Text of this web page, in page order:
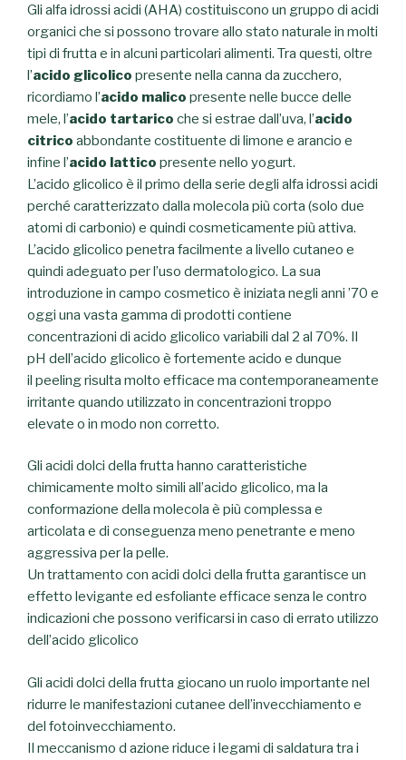
Gli alfa idrossi acidi (AHA) costituiscono un gruppo di acidi
organici che si possono trovare allo stato naturale in molti
tipi di frutta e in alcuni particolari alimenti. Tra questi, oltre
l’acido glicolico presente nella canna da zucchero,
ricordiamo l’acido malico presente nelle bucce delle
mele, l’acido tartarico che si estrae dall’uva, l’acido
citrico abbondante costituente di limone e arancio e
infine l’acido lattico presente nello yogurt.
L’acido glicolico è il primo della serie degli alfa idrossi acidi
perché caratterizzato dalla molecola più corta (solo due
atomi di carbonio) e quindi cosmeticamente più attiva.
L’acido glicolico penetra facilmente a livello cutaneo e
quindi adeguato per l’uso dermatologico. La sua
introduzione in campo cosmetico è iniziata negli anni ’70 e
oggi una vasta gamma di prodotti contiene
concentrazioni di acido glicolico variabili dal 2 al 70%. Il
pH dell’acido glicolico è fortemente acido e dunque
il peeling risulta molto efficace ma contemporaneamente
irritante quando utilizzato in concentrazioni troppo
elevate o in modo non corretto.
Gli acidi dolci della frutta hanno caratteristiche
chimicamente molto simili all’acido glicolico, ma la
conformazione della molecola è più complessa e
articolata e di conseguenza meno penetrante e meno
aggressiva per la pelle.
Un trattamento con acidi dolci della frutta garantisce un
effetto levigante ed esfoliante efficace senza le contro
indicazioni che possono verificarsi in caso di errato utilizzo
dell’acido glicolico
Gli acidi dolci della frutta giocano un ruolo importante nel
ridurre le manifestazioni cutanee dell’invecchiamento e
del fotoinvecchiamento.
Il meccanismo d azione riduce i legami di saldatura tra i